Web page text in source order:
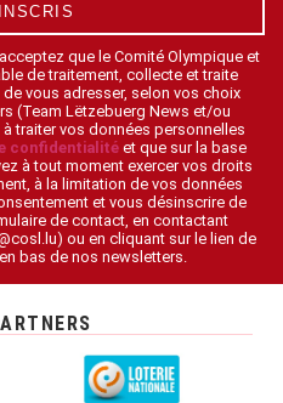
que le Comité Olympique et
de traitement, collecte et traite
vous adresser, selon vos choix
(Team Lëtzebuerg News et/ou
traiter vos données personnelles
confidentialitéet que sur la base
à tout moment exercer vos droits
à la limitation de vos données
et vous désinscrire de
de contact, en contactant
ou en cliquant sur le lien de
bas de nos newsletters.